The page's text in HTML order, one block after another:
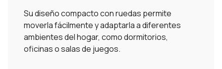
Su diseño compacto con ruedas permite
moverla fácilmente y adaptarla a diferentes
ambientes del hogar, como dormitorios,
oficinas o salas de juegos.